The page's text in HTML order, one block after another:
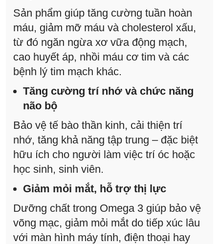
Sản phẩm giúp tăng cường tuần hoàn
máu, giảm mỡ máu và cholesterol xấu,
từ đó ngăn ngừa xơ vữa động mạch,
cao huyết áp, nhồi máu cơ tim và các
bệnh lý tim mạch khác.
Tăng cường trí nhớ và chức năng
não bộ
Bảo vệ tế bào thần kinh, cải thiện trí
nhớ, tăng khả năng tập trung – đặc biệt
hữu ích cho người làm việc trí óc hoặc
học sinh, sinh viên.
Giảm mỏi mắt, hỗ trợ thị lực
Dưỡng chất trong Omega 3 giúp bảo vệ
võng mạc, giảm mỏi mắt do tiếp xúc lâu
với màn hình máy tính, điện thoại hay